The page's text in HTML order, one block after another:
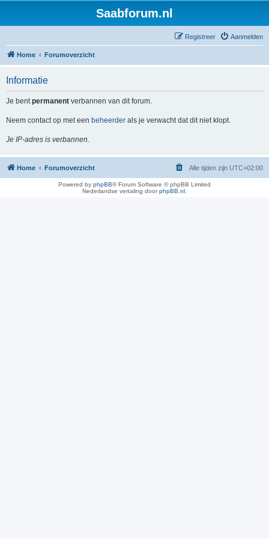
Saabforum.nl
Aanmelden
Registreer
Home Forumoverzicht
Informatie
Je bentpermanent verbannen van dit forum.
Neem contact op met een beheerder als je verwacht dat dit niet klopt.
Je IP-adres is verbannen.
Home Forumoverzicht Alle tijden zijn UTC+02:00
Powered by phpBB® Forum Software © phpBB Limited
Nederlandse vertaling doorphpBB.nl